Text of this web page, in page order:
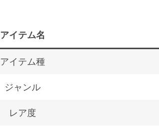
アイテム名
アイテム種
ジャンル
レア度